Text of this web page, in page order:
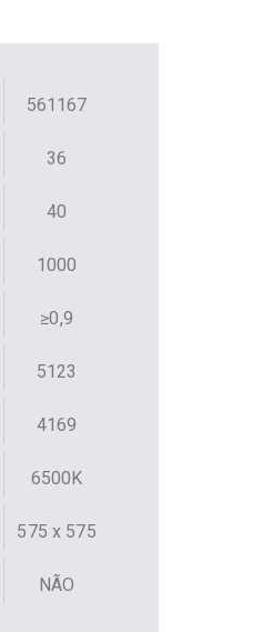
561167
36
40
1000
≥0,9
5123
4169
6500K
575 x 575
NÃO